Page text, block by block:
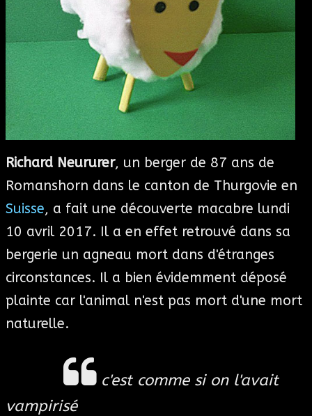
Richard Neururer, un berger de 87 ans de
Romanshorn dans le canton de Thurgovie en
Suisse, a fait une découverte macabre lundi
10 avril 2017. Il a en effet retrouvé dans sa
bergerie un agneau mort dans d'étranges
circonstances. Il a bien évidemment déposé
plainte car l'animal n'est pas mort d'une mort
naturelle.
c'est comme si on l'avait
vampirisé